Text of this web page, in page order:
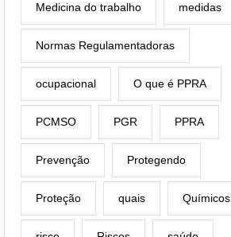
Medicina do trabalho medidas
Normas Regulamentadoras
ocupacional O que é PPRA
PCMSO PGR PPRA
Prevenção Protegendo
Proteção quais Químicos